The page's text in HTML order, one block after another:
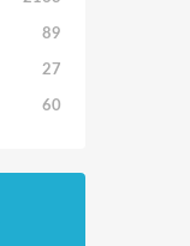
89
27
60